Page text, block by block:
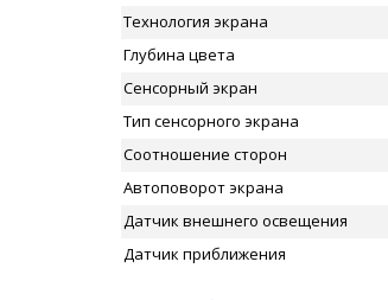
Технология экрана
Глубина цвета
Сенсорный экран
Тип сенсорного экрана
Соотношение сторон
Автоповорот экрана
Датчик внешнего освещения
Датчик приближения